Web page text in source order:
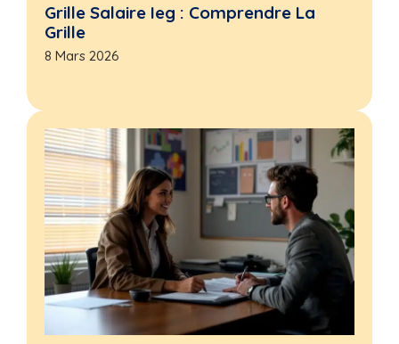
Grille Salaire Ieg : Comprendre La
Grille
8 Mars 2026